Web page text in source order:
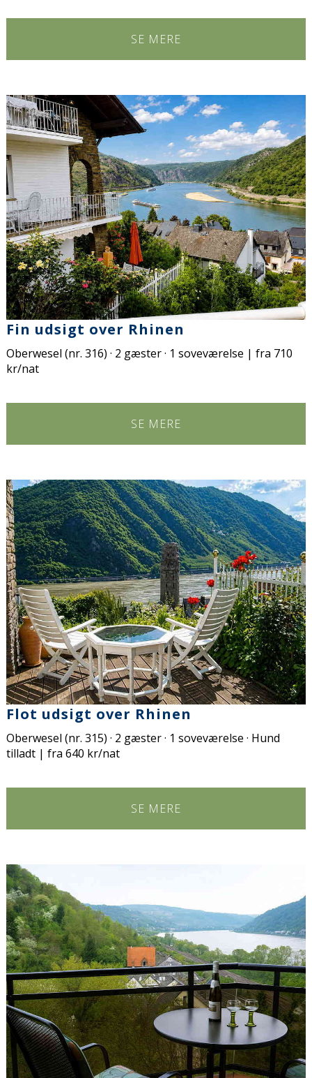
SE MERE
Fin udsigt over Rhinen
Oberwesel (nr. 316) · 2 gæster · 1 soveværelse | fra 710
kr/nat
SE MERE
Flot udsigt over Rhinen
Oberwesel (nr. 315) · 2 gæster · 1 soveværelse · Hund
tilladt | fra 640 kr/nat
SE MERE